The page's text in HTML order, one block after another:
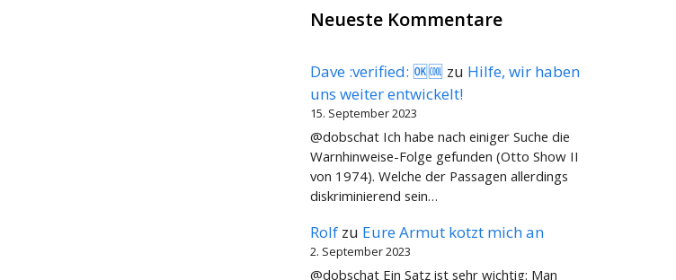
Neueste Kommentare
Dave :verified: 🆗🆒 zu Hilfe, wir haben
uns weiter entwickelt!
15. September 2023
@dobschat Ich habe nach einiger Suche die
Warnhinweise-Folge gefunden (Otto Show II
von 1974). Welche der Passagen allerdings
diskriminierend sein…
Rolf zu Eure Armut kotzt mich an
2. September 2023
@dobschat Ein Satz ist sehr wichtig: Man